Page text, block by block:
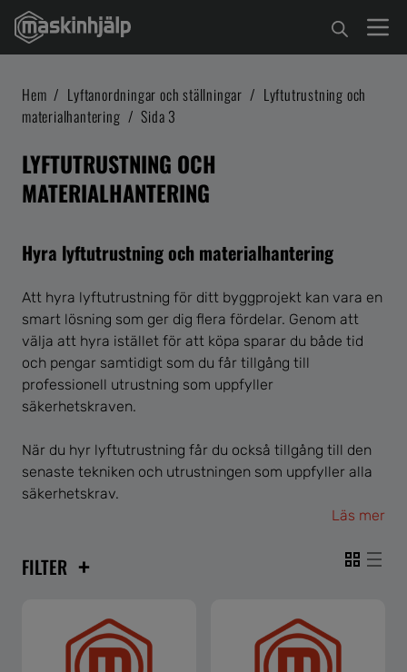
Hem / Lyftanordningar och ställningar / Lyftutrustning och
materialhantering / Sida 3
LYFTUTRUSTNING OCH
MATERIALHANTERING
Hyra lyftutrustning och materialhantering
Att hyra lyftutrustning för ditt byggprojekt kan vara en
smart lösning som ger dig flera fördelar. Genom att
välja att hyra istället för att köpa sparar du både tid
och pengar samtidigt som du får tillgång till
professionell utrustning som uppfyller
säkerhetskraven.
När du hyr lyftutrustning får du också tillgång till den
senaste tekniken och utrustningen som uppfyller alla
säkerhetskrav.
Läs mer
FILTER +